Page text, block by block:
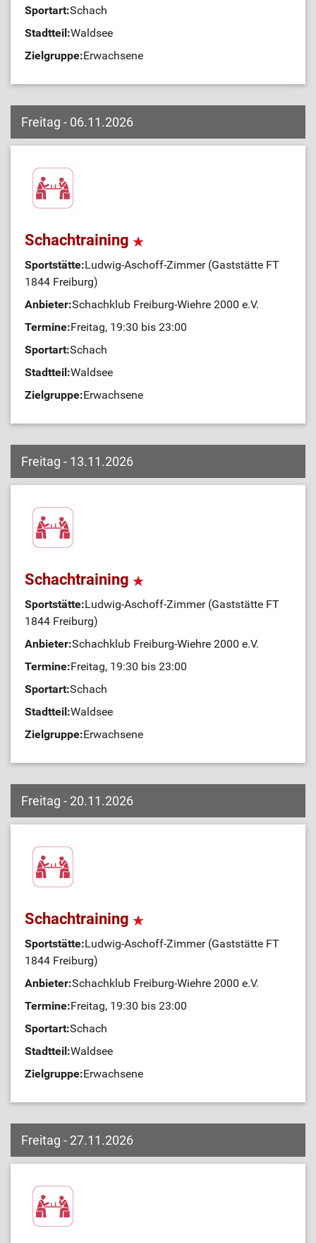
Sportart:Schach
Stadtteil:Waldsee
Zielgruppe:Erwachsene
Freitag - 06.11.2026
Schachtraining
Sportstätte:Ludwig-Aschoff-Zimmer (Gaststätte FT
1844 Freiburg)
Anbieter:Schachklub Freiburg-Wiehre 2000 e.V.
Termine:Freitag, 19:30 bis 23:00
Sportart:Schach
Stadtteil:Waldsee
Zielgruppe:Erwachsene
Freitag - 13.11.2026
Schachtraining
Sportstätte:Ludwig-Aschoff-Zimmer (Gaststätte FT
1844 Freiburg)
Anbieter:Schachklub Freiburg-Wiehre 2000 e.V.
Termine:Freitag, 19:30 bis 23:00
Sportart:Schach
Stadtteil:Waldsee
Zielgruppe:Erwachsene
Freitag - 20.11.2026
Schachtraining
Sportstätte:Ludwig-Aschoff-Zimmer (Gaststätte FT
1844 Freiburg)
Anbieter:Schachklub Freiburg-Wiehre 2000 e.V.
Termine:Freitag, 19:30 bis 23:00
Sportart:Schach
Stadtteil:Waldsee
Zielgruppe:Erwachsene
Freitag - 27.11.2026